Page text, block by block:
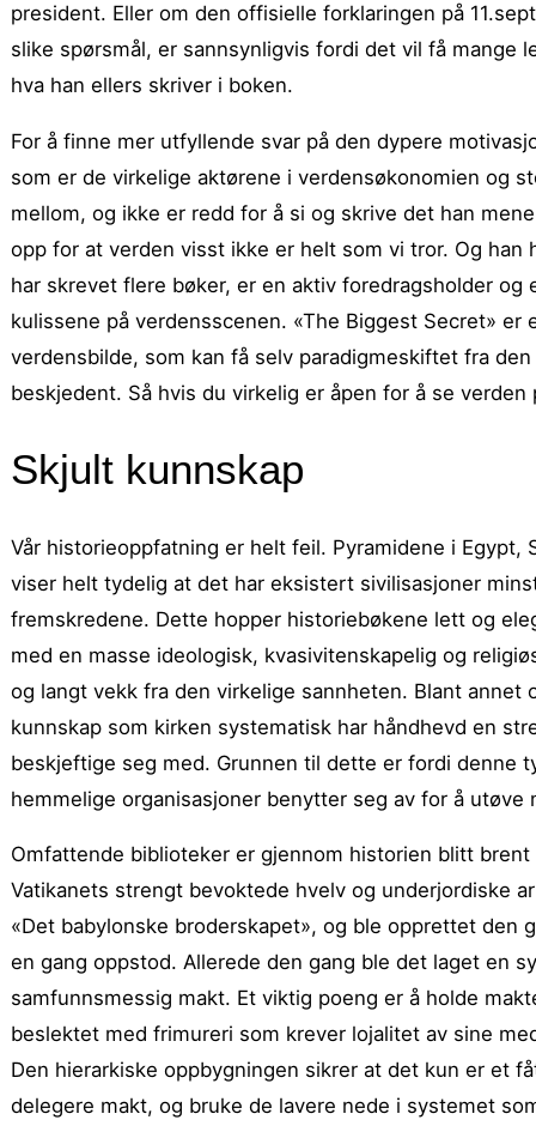
president. Eller om den offisielle forklaringen på
slike spørsmål, er sannsynligvis fordi det vil få mange
hva han ellers skriver i boken.
For å finne mer utfyllende svar på den dypere
som er de virkelige aktørene i verdensøkonomien og
mellom, og ikke er redd for å si og skrive det han
opp for at verden visst ikke er helt som vi tror. Og
har skrevet flere bøker, er en aktiv foredragsholder
kulissene på verdensscenen. «The Biggest Secret»
verdensbilde, som kan få selv paradigmeskiftet fra
beskjedent. Så hvis du virkelig er åpen for å se
Skjult kunnskap
Vår historieoppfatning er helt feil. Pyramidene i
viser helt tydelig at det har eksistert sivilisasjoner
fremskredene. Dette hopper historiebøkene lett og
med en masse ideologisk, kvasivitenskapelig og
og langt vekk fra den virkelige sannheten. Blant
kunnskap som kirken systematisk har håndhevd en
beskjeftige seg med. Grunnen til dette er fordi denne
hemmelige organisasjoner benytter seg av for å utøve
Omfattende biblioteker er gjennom historien blitt
Vatikanets strengt bevoktede hvelv og underjordiske
«Det babylonske broderskapet», og ble opprettet
en gang oppstod. Allerede den gang ble det laget en
samfunnsmessig makt. Et viktig poeng er å holde
beslektet med frimureri som krever lojalitet av sine
Den hierarkiske oppbygningen sikrer at det kun er et
delegere makt, og bruke de lavere nede i systemet